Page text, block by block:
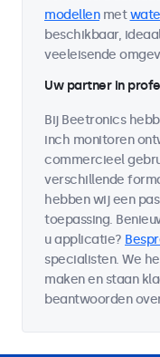
modellenmet
beschikbaar,
veeleisende
Uw partner in
Bij Beetronics
inch monitoren
commercieel
verschillende
hebben wij een
toepassing.
u applicatie?
specialisten. We
maken en staan
beantwoorden